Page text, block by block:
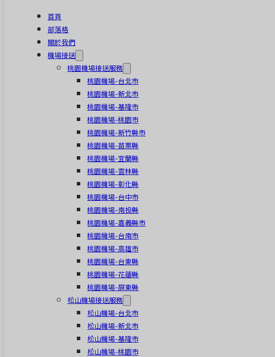
首頁
部落格
關於我們
機場接送
桃園機場接送服務
桃園機場-台北市
桃園機場-新北市
桃園機場-基隆市
桃園機場-桃園市
桃園機場-新竹縣市
桃園機場-苗栗縣
桃園機場-宜蘭縣
桃園機場-雲林縣
桃園機場-彰化縣
桃園機場-台中市
桃園機場-南投縣
桃園機場-嘉義縣市
桃園機場-台南市
桃園機場-高雄市
桃園機場-台東縣
桃園機場-花蓮縣
桃園機場-屏東縣
松山機場接送服務
松山機場-台北市
松山機場-新北市
松山機場-基隆市
松山機場-桃園市